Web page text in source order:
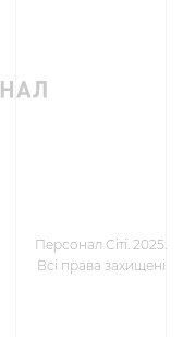
Персонал Сіті. 2025.
Всі права захищені